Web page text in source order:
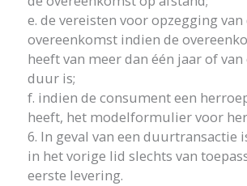
e. de vereisten voor opzegging van
overeenkomst indien de
heeft van meer dan één jaar of
duur is;
f. indien de consument een
heeft, het modelformulier voor
6. In geval van een duurtransactie
in het vorige lid slechts van
eerste levering.